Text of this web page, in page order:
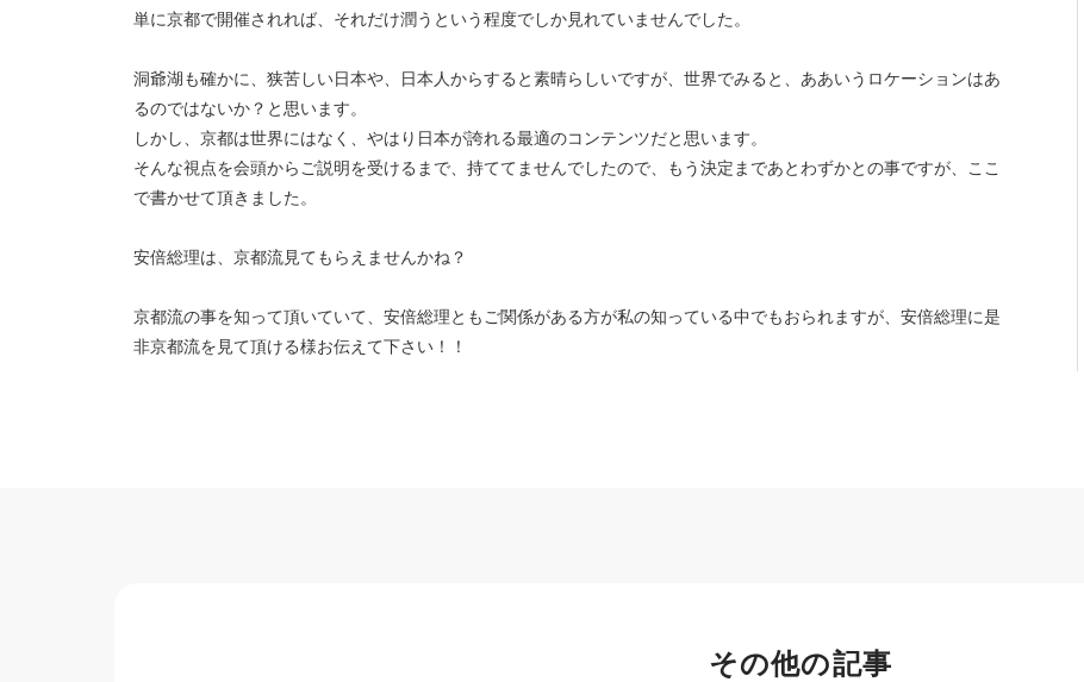
単に京都で開催されれば、それだけ潤うという程度でしか見れていませんでした。
洞爺湖も確かに、狭苦しい日本や、日本人からすると素晴らしいですが、世界でみると、ああいうロケーションはあ
るのではないか？と思います。
しかし、京都は世界にはなく、やはり日本が誇れる最適のコンテンツだと思います。
そんな視点を会頭からご説明を受けるまで、持ててませんでしたので、もう決定まであとわずかとの事ですが、ここ
で書かせて頂きました。
安倍総理は、京都流見てもらえませんかね？
京都流の事を知って頂いていて、安倍総理ともご関係がある方が私の知っている中でもおられますが、安倍総理に是
非京都流を見て頂ける様お伝えて下さい！！
その他の記事